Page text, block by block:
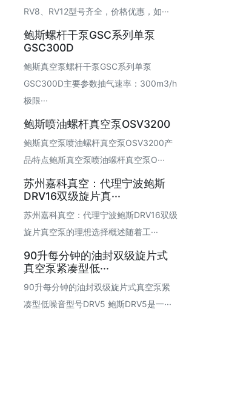
RV8、RV12型号齐全，价格优惠，如···
鲍斯螺杆干泵GSC系列单泵
GSC300D
鲍斯真空泵螺杆干泵GSC系列单泵
GSC300D主要参数抽气速率：300m3/h
极限···
鲍斯喷油螺杆真空泵OSV3200
鲍斯真空泵喷油螺杆真空泵OSV3200产
品特点鲍斯真空泵喷油螺杆真空泵O···
苏州嘉科真空：代理宁波鲍斯
DRV16双级旋片真···
苏州嘉科真空：代理宁波鲍斯DRV16双级
旋片真空泵的理想选择概述随着工···
90升每分钟的油封双级旋片式
真空泵紧凑型低···
90升每分钟的油封双级旋片式真空泵紧
凑型低噪音型号DRV5 鲍斯DRV5是一···